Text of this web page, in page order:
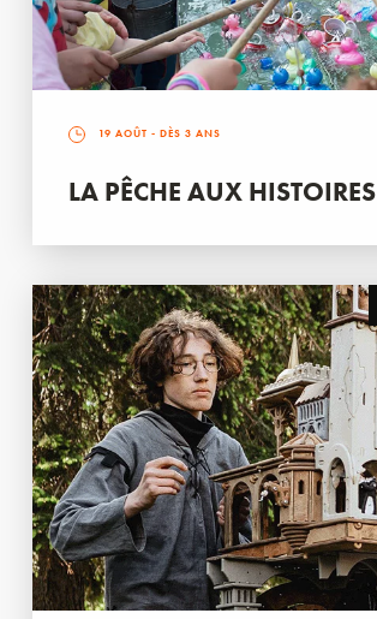
19 AOÛT - DÈS 3 ANS
LA PÊCHE AUX HISTOIRES